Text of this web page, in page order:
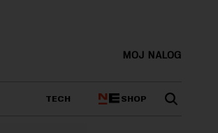
MOJ NALOG
TECH SHOP